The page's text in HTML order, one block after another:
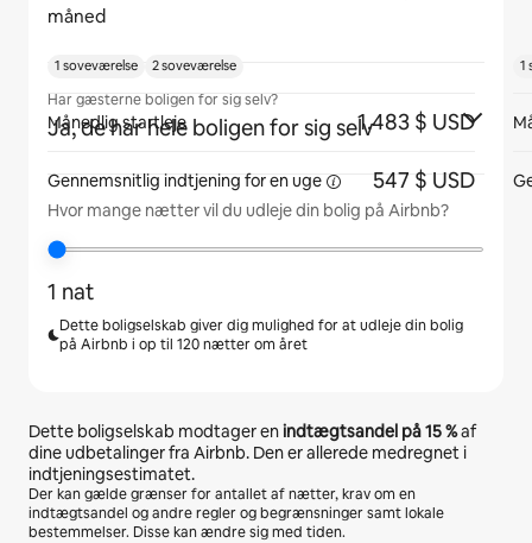
måned
Har gæsterne boligen for sig selv?
Ja, de har hele boligen for sig selv
Hvor mange nætter vil du udleje din bolig på Airbnb?
1 nat
Dette boligselskab giver dig mulighed for at udleje din bolig
på Airbnb i op til 120 nætter om året
Dette boligselskab modtager enindtægtsandel på15 %af
dine udbetalinger fra Airbnb. Den er allerede medregnet i
indtjeningsestimatet.
Der kan gælde grænser for antallet af nætter, krav om en
indtægtsandel og andre regler og begrænsninger samt lokale
bestemmelser. Disse kan ændre sig med tiden.
1 soveværelse 2 soveværelse
Månedlig startleje 1.483 $ USD
Gennemsnitlig indtjening foren uge 547 $ USD
1